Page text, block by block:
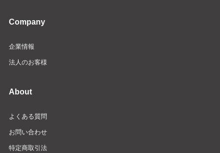
Company
企業情報
法人のお客様
About
よくある質問
お問い合わせ
特定商取引法